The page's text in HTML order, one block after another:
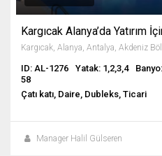
Kargıcak Alanya’da Yatırım
ID: AL-1276 Yatak: 1,2,3,4
58
Çatı katı, Daire, Dubleks, Ticari
Manager Halil Gülseren